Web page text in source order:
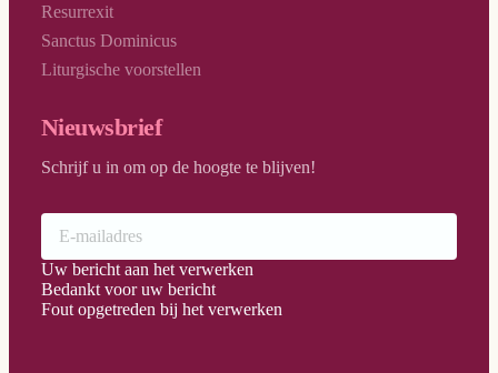
Resurrexit
Sanctus Dominicus
Liturgische voorstellen
Nieuwsbrief
Schrijf u in om op de hoogte te blijven!
Uw bericht aan het verwerken
Bedankt voor uw bericht
Fout opgetreden bij het verwerken